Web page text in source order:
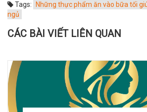
Tags:
Những thực phẩm ăn vào bữa tối
ngủ
CÁC BÀI VIẾT LIÊN QUAN